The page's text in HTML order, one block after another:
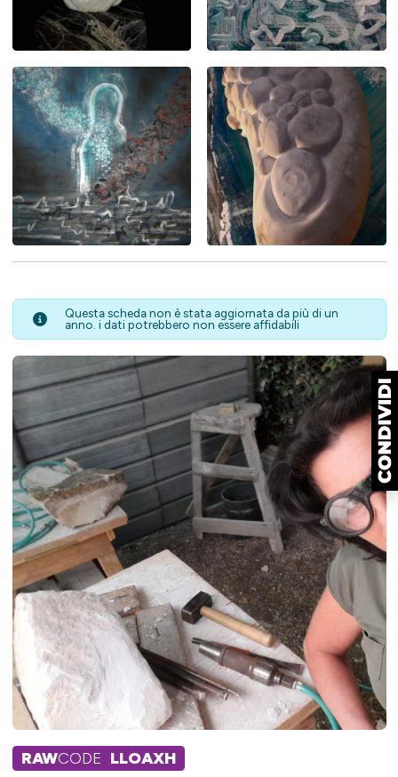
Questa scheda non è stata aggiornata da più di un
anno. i dati potrebbero non essere affidabili
RAWCODE LLOAXH